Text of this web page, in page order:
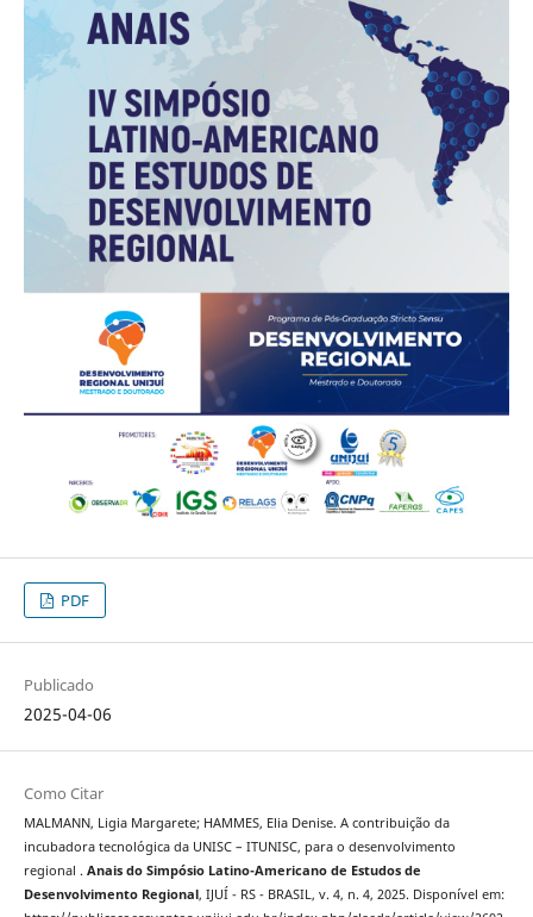
PDF
Publicado
2025-04-06
Como Citar
MALMANN, Ligia Margarete; HAMMES, Elia Denise. A contribuição da
incubadora tecnológica da UNISC – ITUNISC, para o desenvolvimento
regional . Anais do Simpósio Latino-Americano de Estudos de
Desenvolvimento Regional, IJUÍ - RS - BRASIL, v. 4, n. 4, 2025. Disponível em: